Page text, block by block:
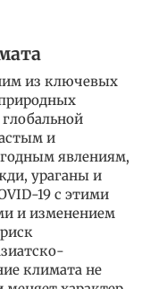
из ключевых
и
явлениям,
ураганы и
19 с этими
и изменением
климата не